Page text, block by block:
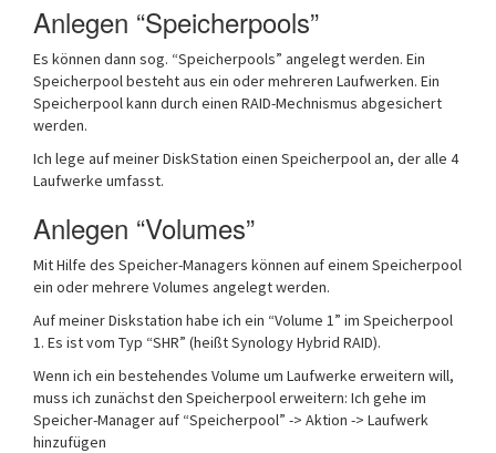
Anlegen “Speicherpools”
Es können dann sog. “Speicherpools” angelegt werden. Ein
Speicherpool besteht aus ein oder mehreren Laufwerken. Ein
Speicherpool kann durch einen RAID-Mechnismus abgesichert
werden.
Ich lege auf meiner DiskStation einen Speicherpool an, der alle 4
Laufwerke umfasst.
Anlegen “Volumes”
Mit Hilfe des Speicher-Managers können auf einem Speicherpool
ein oder mehrere Volumes angelegt werden.
Auf meiner Diskstation habe ich ein “Volume 1” im Speicherpool
1. Es ist vom Typ “SHR” (heißt Synology Hybrid RAID).
Wenn ich ein bestehendes Volume um Laufwerke erweitern will,
muss ich zunächst den Speicherpool erweitern: Ich gehe im
Speicher-Manager auf “Speicherpool” -> Aktion -> Laufwerk
hinzufügen